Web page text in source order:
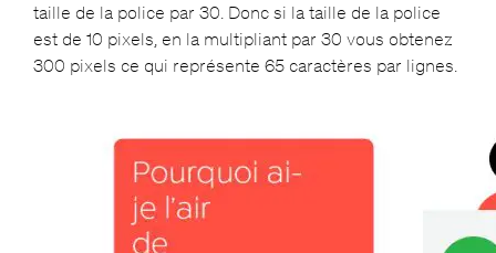
taille de la police par 30. Donc si la taille de la police
est de 10 pixels, en la multipliant par 30 vous obtenez
300 pixels ce qui représente 65 caractères par lignes.